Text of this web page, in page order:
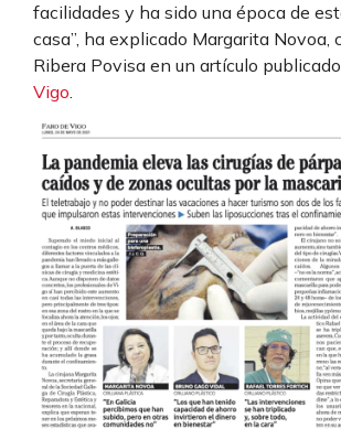
facilidades y ha sido una época de
casa”, ha explicado Margarita Novoa,
Ribera Povisa en un artículo
Vigo.